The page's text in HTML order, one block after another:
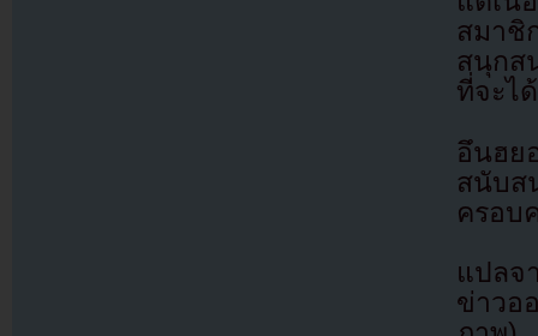
สมาชิ
สนุกส
ที่จะไ
อึนฮย
สนับ
ครอบ
แปล
ข่าวอ